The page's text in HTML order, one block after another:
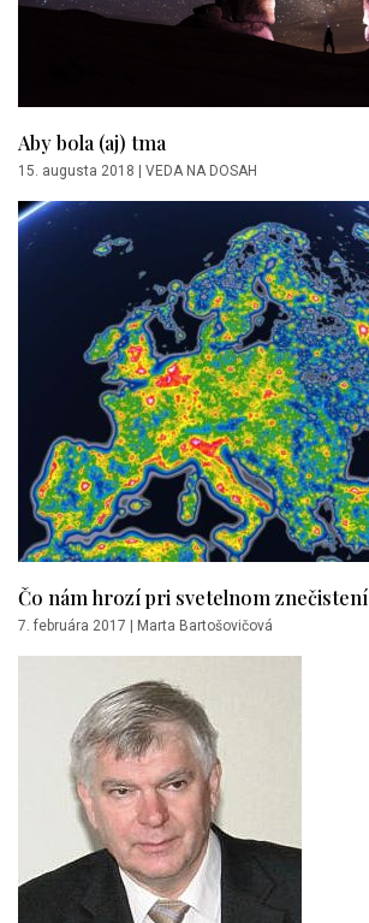
Aby bola (aj) tma
15. augusta 2018 | VEDA NA DOSAH
Čo nám hrozí pri svetelnom znečistení
7. februára 2017 | Marta Bartošovičová